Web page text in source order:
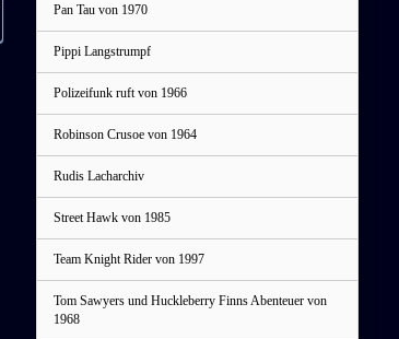
Pan Tau von 1970
Pippi Langstrumpf
Polizeifunk ruft von 1966
Robinson Crusoe von 1964
Rudis Lacharchiv
Street Hawk von 1985
Team Knight Rider von 1997
Tom Sawyers und Huckleberry Finns Abenteuer von
1968